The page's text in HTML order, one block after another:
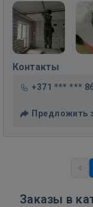
Контакты
+371 *** ***
Предложить
Заказы в